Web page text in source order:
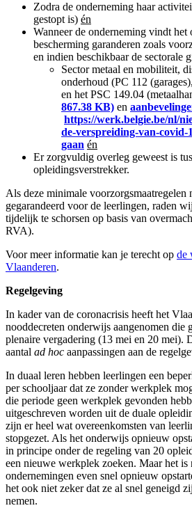
Zodra de onderneming haar
gestopt is) én
Wanneer de onderneming vindt het
bescherming garanderen zoals
en indien beschikbaar de sectorale
Sector metaal en mobiliteit,
onderhoud (PC 112
en het PSC 149.04
867.38 KB) en
https://werk.belgie.be/nl/
de-verspreiding-van-covid-
gaan én
Er zorgvuldig overleg geweest is
opleidingsverstrekker.
Als deze minimale voorzorgsmaatregelen
gegarandeerd voor de leerlingen, raden
tijdelijk te schorsen op basis van
RVA).
Voor meer informatie kan je terecht op de
Vlaanderen.
Regelgeving
In kader van de coronacrisis heeft het
nooddecreten onderwijs aangenomen die
plenaire vergadering (13 mei en 20 mei).
aantal ad hoc aanpassingen aan de
In duaal leren hebben leerlingen een
per schooljaar dat ze zonder werkplek
die periode geen werkplek gevonden
uitgeschreven worden uit de duale
zijn er heel wat overeenkomsten van
stopgezet. Als het onderwijs opnieuw
in principe onder de regeling van 20
een nieuwe werkplek zoeken. Maar het is
ondernemingen even snel opnieuw
het ook niet zeker dat ze al snel geneigd
nemen.